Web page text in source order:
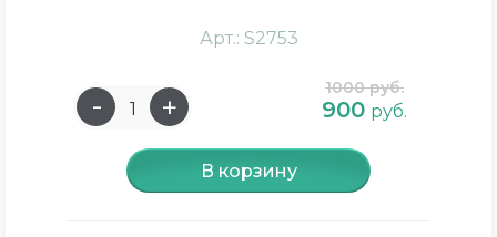
Арт.: S2753
1000 руб.
900 руб.
В корзину